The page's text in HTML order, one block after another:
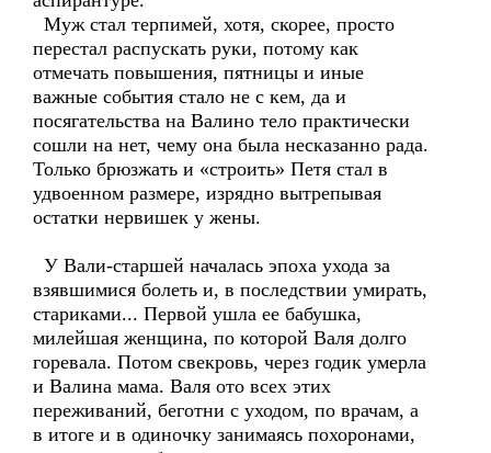
Муж стал терпимей, хотя, скорее, просто
перестал распускать руки, потому как
отмечать повышения, пятницы и иные
важные события стало не с кем, да и
посягательства на Валино тело практически
сошли на нет, чему она была несказанно рада.
Только брюзжать и «строить» Петя стал в
удвоенном размере, изрядно вытрепывая
остатки нервишек у жены.
У Вали-старшей началась эпоха ухода за
взявшимися болеть и, в последствии умирать,
стариками... Первой ушла ее бабушка,
милейшая женщина, по которой Валя долго
горевала. Потом свекровь, через годик умерла
и Валина мама. Валя ото всех этих
переживаний, беготни с уходом, по врачам, а
в итоге и в одиночку занимаясь похоронами,